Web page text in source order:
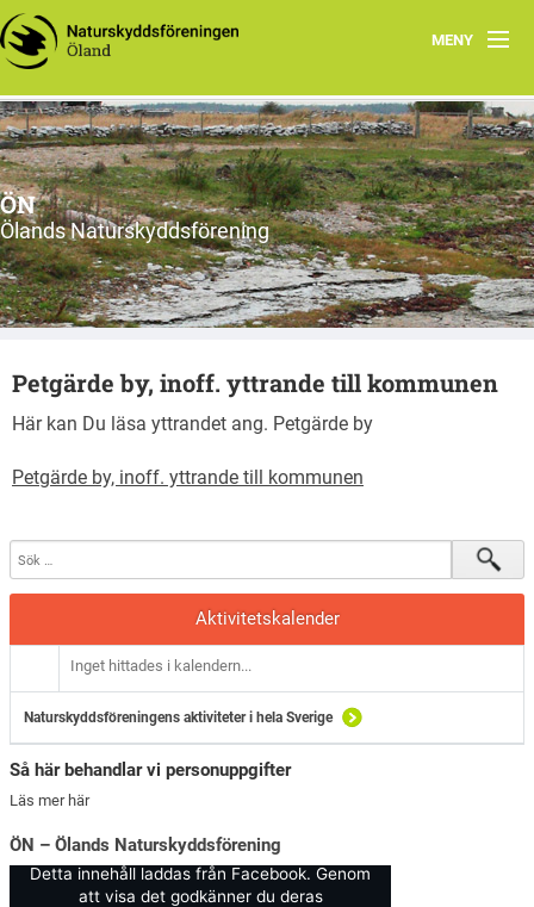
MENY
Hem
Om ÖN
Aktiviteter
ÖN tycker
Natur- och miljöorganisationer på Öland
Ölands natur
ÖN
Ölands Naturskyddsförening
Petgärde by, inoff. yttrande till kommunen
Här kan Du läsa yttrandet ang. Petgärde by
Petgärde by, inoff. yttrande till kommunen
Aktivitetskalender
Inget hittades i kalendern...
Naturskyddsföreningens aktiviteter i hela Sverige
Så här behandlar vi personuppgifter
Läs mer här
ÖN – Ölands Naturskyddsförening
Detta innehåll laddas från Facebook. Genom
att visa det godkänner du deras